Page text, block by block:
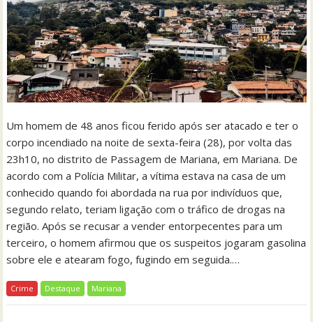
Um homem de 48 anos ficou ferido após ser atacado e ter o
corpo incendiado na noite de sexta-feira (28), por volta das
23h10, no distrito de Passagem de Mariana, em Mariana. De
acordo com a Polícia Militar, a vítima estava na casa de um
conhecido quando foi abordada na rua por indivíduos que,
segundo relato, teriam ligação com o tráfico de drogas na
região. Após se recusar a vender entorpecentes para um
terceiro, o homem afirmou que os suspeitos jogaram gasolina
sobre ele e atearam fogo, fugindo em seguida.…
Crime Destaque Mariana